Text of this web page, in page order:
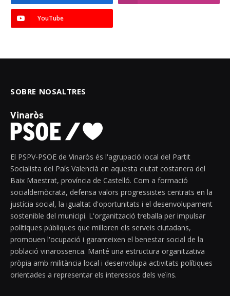
YouTube
SOBRE NOSALTRES
El PSPV-PSOE de Vinaròs és l'agrupació local del Partit
Socialista del País Valencià en aquesta ciutat costanera del
Baix Maestrat, província de Castelló. Com a formació
socialdemòcrata, defensa valors progressistes centrats en la
justícia social, la igualtat d'oportunitats i el desenvolupament
sostenible del municipi. L'organització treballa per impulsar
polítiques públiques que milloren els serveis ciutadans,
promouen l'ocupació i garanteixen el benestar social de la
població vinarossenca. Manté una estructura organitzativa
pròpia amb militància local i desenvolupa activitats polítiques
orientades a representar els interessos dels veïns.